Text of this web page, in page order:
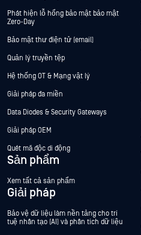
Phát hiện lỗ hổng bảo mật bảo mật
Zero-Day
Bảo mật thư điện tử (email)
Quản lý truyền tệp
Hệ thống OT & Mạng vật lý
Giải pháp đa miền
Data Diodes & Security Gateways
Giải pháp OEM
Quét mã độc di động
Sản phẩm
Xem tất cả sản phẩm
Giải pháp
Bảo vệ dữ liệu làm nền tảng cho trí
tuệ nhân tạo (AI) và phân tích dữ liệu